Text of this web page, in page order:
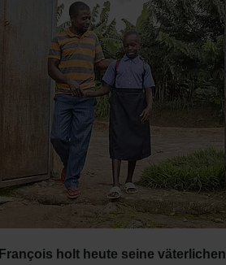
François holt heute seine väterlichen